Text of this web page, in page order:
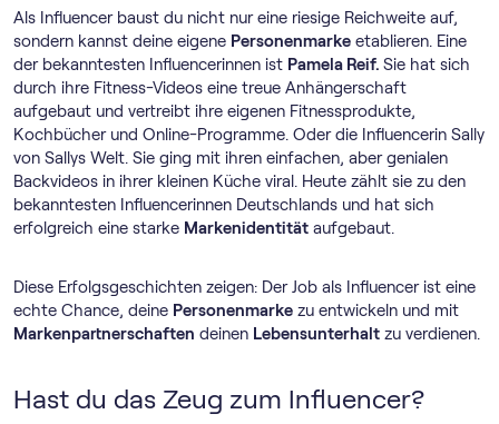
Als Influencer baust du nicht nur eine riesige Reichweite auf,
sondern kannst deine eigene Personenmarke etablieren. Eine
der bekanntesten Influencerinnen ist Pamela Reif. Sie hat sich
durch ihre Fitness-Videos eine treue Anhängerschaft
aufgebaut und vertreibt ihre eigenen Fitnessprodukte,
Kochbücher und Online-Programme. Oder die Influencerin Sally
von Sallys Welt. Sie ging mit ihren einfachen, aber genialen
Backvideos in ihrer kleinen Küche viral. Heute zählt sie zu den
bekanntesten Influencerinnen Deutschlands und hat sich
erfolgreich eine starke Markenidentität aufgebaut.
Diese Erfolgsgeschichten zeigen: Der Job als Influencer ist eine
echte Chance, deine Personenmarke zu entwickeln und mit
Markenpartnerschaften deinen Lebensunterhalt zu verdienen.
Hast du das Zeug zum Influencer?